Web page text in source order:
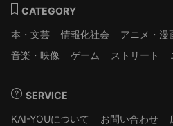
CATEGORY
本・文芸
情報化社会 アニメ・漫
音楽・映像
ゲーム ストリート
SERVICE
KAI-YOUについて
お問い合わせ